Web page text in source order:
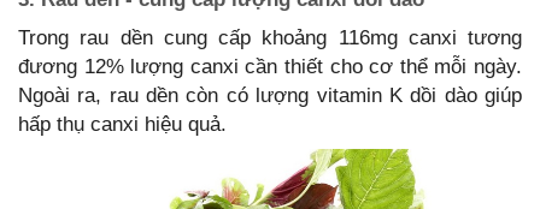
Trong rau dền cung cấp khoảng 116mg canxi tương
đương 12% lượng canxi cần thiết cho cơ thể mỗi ngày.
Ngoài ra, rau dền còn có lượng vitamin K dồi dào giúp
hấp thụ canxi hiệu quả.